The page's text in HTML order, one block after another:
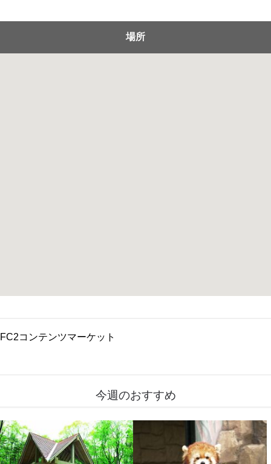
場所
FC2コンテンツマーケット
今週のおすすめ